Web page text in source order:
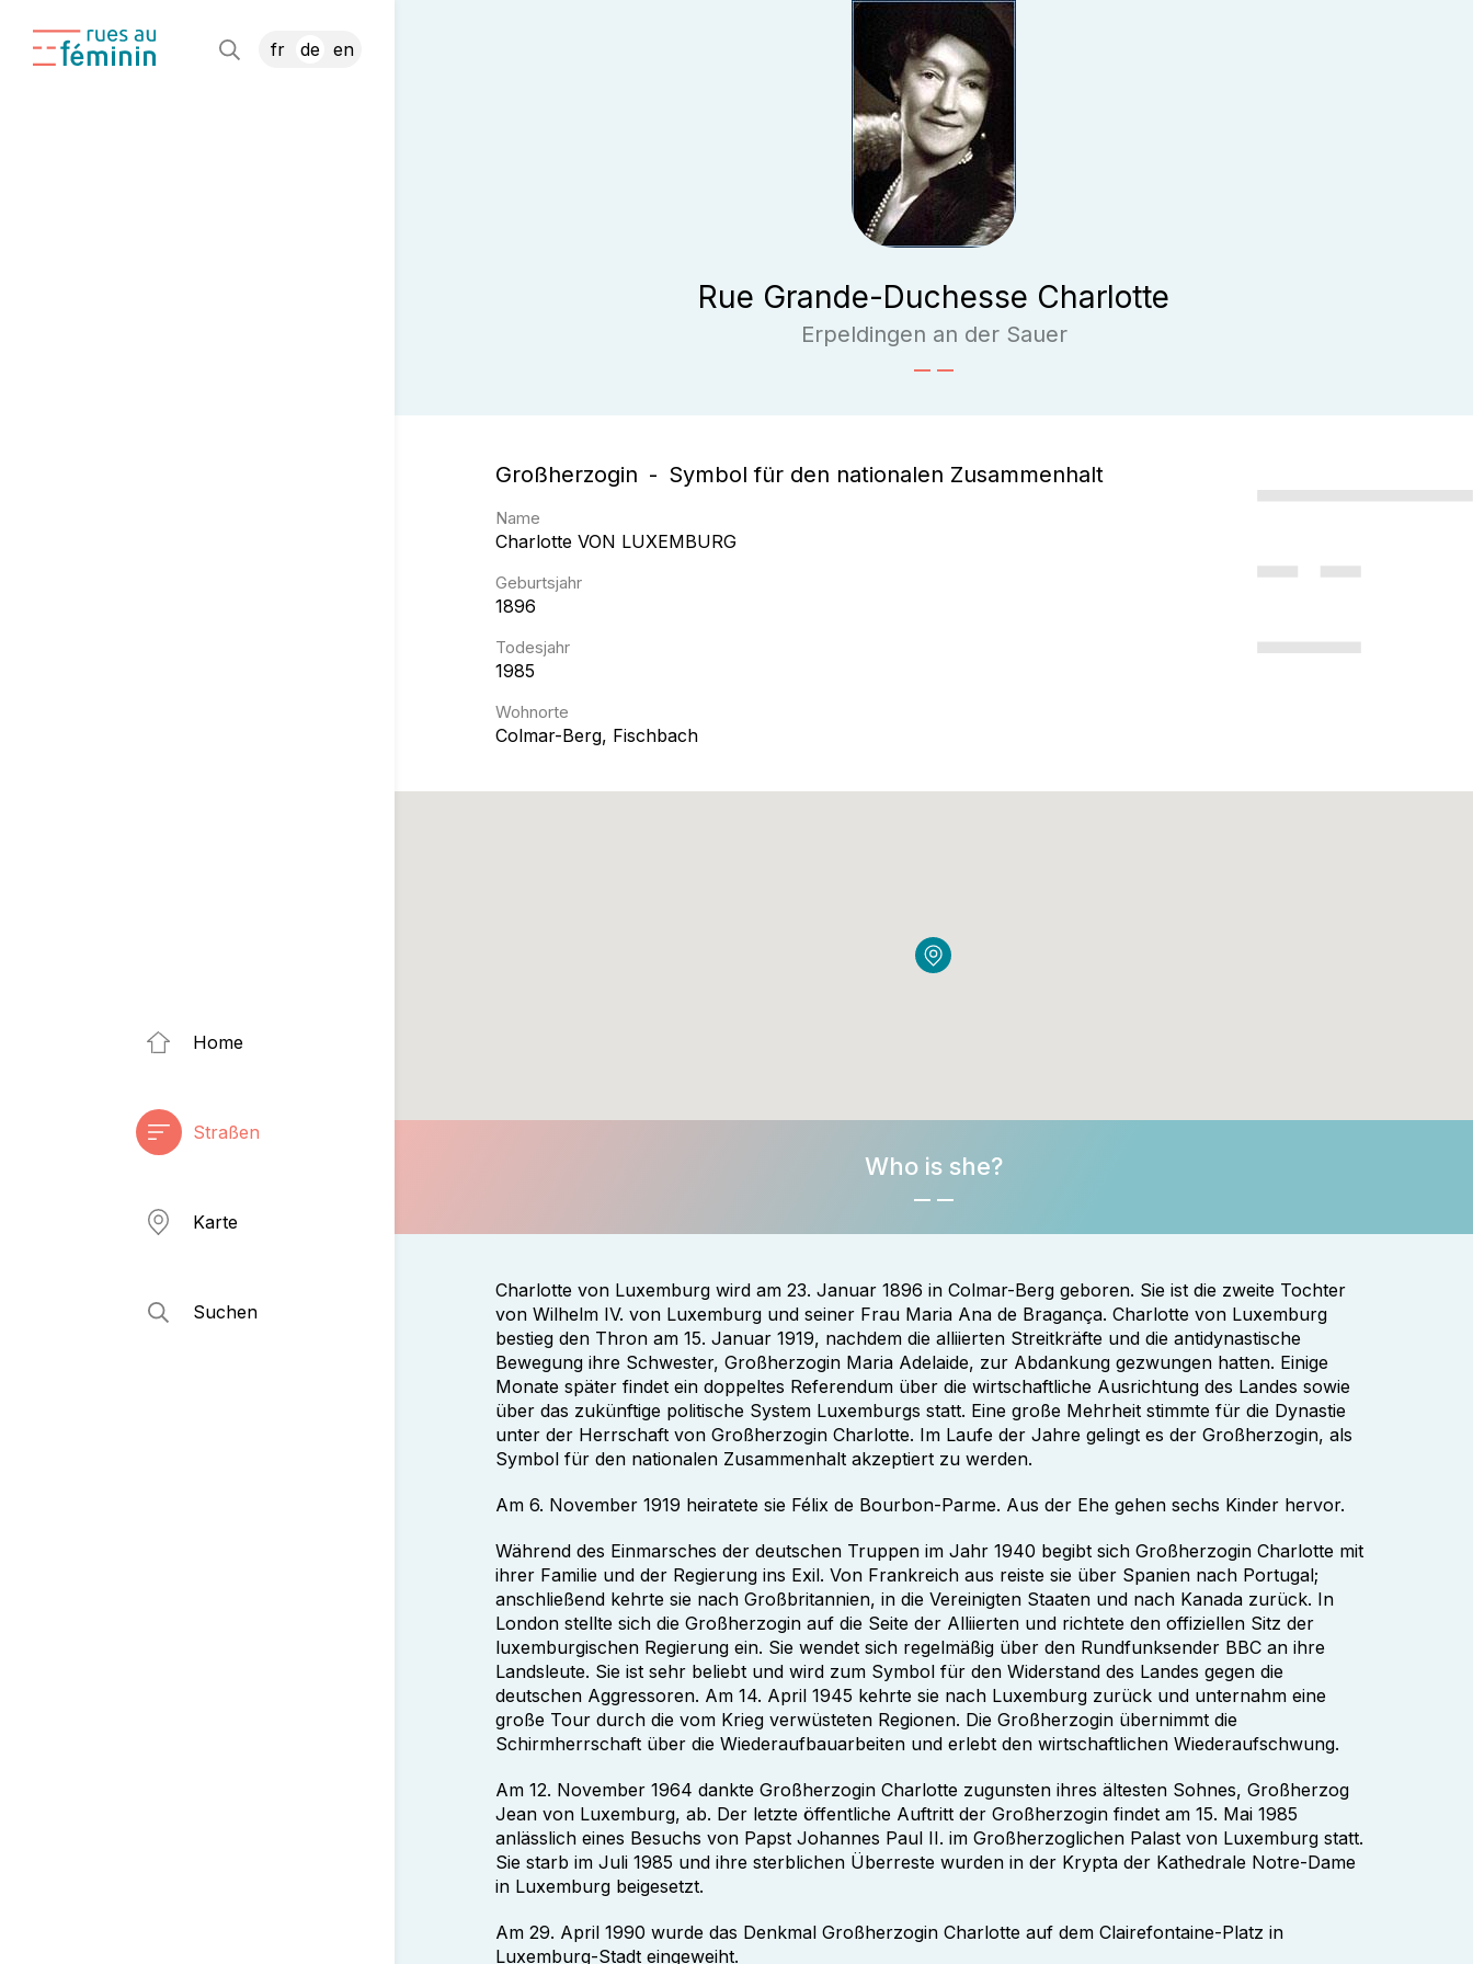
fr de en
Home
Straßen
Karte
Suchen
Rue Grande-Duchesse Charlotte
Erpeldingen an der Sauer
Großherzogin Symbol für den nationalen Zusammenhalt
Name
Charlotte VON LUXEMBURG
Geburtsjahr
1896
Todesjahr
1985
Wohnorte
Colmar-Berg, Fischbach
Who is she?
Charlotte von Luxemburg wird am 23. Januar 1896 in Colmar-Berg geboren. Sie ist die zweite Tochter
von Wilhelm IV. von Luxemburg und seiner Frau Maria Ana de Bragança. Charlotte von Luxemburg
bestieg den Thron am 15. Januar 1919, nachdem die alliierten Streitkräfte und die antidynastische
Bewegung ihre Schwester, Großherzogin Maria Adelaide, zur Abdankung gezwungen hatten. Einige
Monate später findet ein doppeltes Referendum über die wirtschaftliche Ausrichtung des Landes sowie
über das zukünftige politische System Luxemburgs statt. Eine große Mehrheit stimmte für die Dynastie
unter der Herrschaft von Großherzogin Charlotte. Im Laufe der Jahre gelingt es der Großherzogin, als
Symbol für den nationalen Zusammenhalt akzeptiert zu werden.
Am 6. November 1919 heiratete sie Félix de Bourbon-Parme. Aus der Ehe gehen sechs Kinder hervor.
Während des Einmarsches der deutschen Truppen im Jahr 1940 begibt sich Großherzogin Charlotte mit
ihrer Familie und der Regierung ins Exil. Von Frankreich aus reiste sie über Spanien nach Portugal;
anschließend kehrte sie nach Großbritannien, in die Vereinigten Staaten und nach Kanada zurück. In
London stellte sich die Großherzogin auf die Seite der Alliierten und richtete den offiziellen Sitz der
luxemburgischen Regierung ein. Sie wendet sich regelmäßig über den Rundfunksender BBC an ihre
Landsleute. Sie ist sehr beliebt und wird zum Symbol für den Widerstand des Landes gegen die
deutschen Aggressoren. Am 14. April 1945 kehrte sie nach Luxemburg zurück und unternahm eine
große Tour durch die vom Krieg verwüsteten Regionen. Die Großherzogin übernimmt die
Schirmherrschaft über die Wiederaufbauarbeiten und erlebt den wirtschaftlichen Wiederaufschwung.
Am 12. November 1964 dankte Großherzogin Charlotte zugunsten ihres ältesten Sohnes, Großherzog
Jean von Luxemburg, ab. Der letzte öffentliche Auftritt der Großherzogin findet am 15. Mai 1985
anlässlich eines Besuchs von Papst Johannes Paul II. im Großherzoglichen Palast von Luxemburg statt.
Sie starb im Juli 1985 und ihre sterblichen Überreste wurden in der Krypta der Kathedrale Notre-Dame
in Luxemburg beigesetzt.
Am 29. April 1990 wurde das Denkmal Großherzogin Charlotte auf dem Clairefontaine-Platz in
Luxemburg-Stadt eingeweiht.